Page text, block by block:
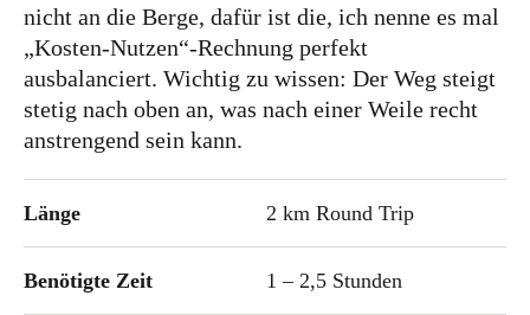
nicht an die Berge, dafür ist die, ich nenne es mal
„Kosten-Nutzen“-Rechnung perfekt
ausbalanciert. Wichtig zu wissen: Der Weg steigt
stetig nach oben an, was nach einer Weile recht
anstrengend sein kann.
Länge 2 km Round Trip
Benötigte Zeit 1 – 2,5 Stunden